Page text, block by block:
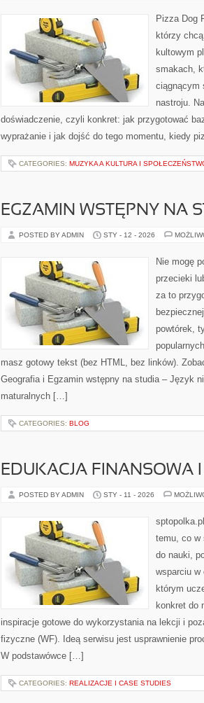
Pizza Dog
którzy
kultowym
smakach,
ciągnącym
nastroju.
doświadczenie, czyli konkret: jak przygotować
wyprażanie i jak dojść do tego momentu, kiedy
CATEGORIES: MUZYKA A KULTURA I
EGZAMIN WSTĘPNY NA
POSTED BY ADMIN STY - 12 - 2026
Nie mogę
przecieki
za to
powtórek,
masz gotowy tekst (bez HTML, bez linków).
Geografia i Egzamin wstępny na studia – Język
maturalnych […]
CATEGORIES: BLOG
EDUKACJA FINANSOWA
POSTED BY ADMIN STY - 11 - 2026
temu, co w
do nauki,
wsparciu w
którym
konkret do
inspiracje gotowe do wykorzystania na lekcji i
fizyczne (WF). Ideą serwisu jest usprawnienie
W podstawówce […]
CATEGORIES: REALIZACJE I CASE STUDIES